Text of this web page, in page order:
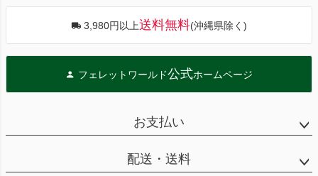
3,980円以上送料無料(沖縄県除く)
フェレットワールド公式ホームページ
お支払い
配送・送料